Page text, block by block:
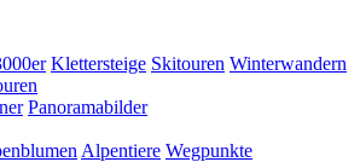
Klettersteige Skitouren Winterwandern
Panoramabilder
Alpentiere Wegpunkte